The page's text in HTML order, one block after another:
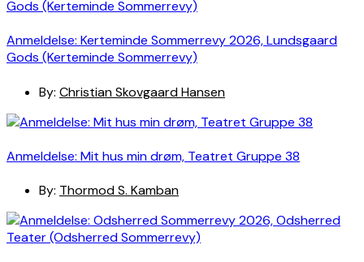
Anmeldelse: Kerteminde Sommerrevy 2026, Lundsgaard
Gods (Kerteminde Sommerrevy)
By: Christian Skovgaard Hansen
Anmeldelse: Mit hus min drøm, Teatret Gruppe 38
By: Thormod S. Kamban